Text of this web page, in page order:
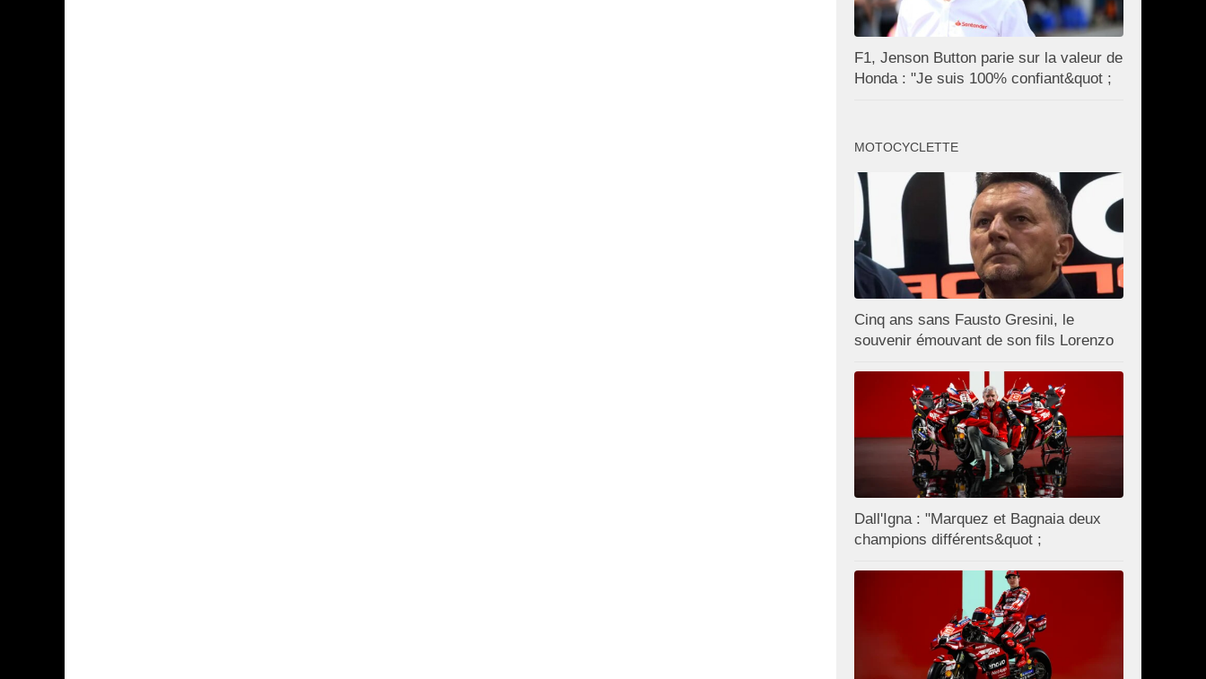
F1, Jenson Button parie sur la valeur de
Honda : "Je suis 100% confiant&quot ;
MOTOCYCLETTE
Cinq ans sans Fausto Gresini, le
souvenir émouvant de son fils Lorenzo
Dall'Igna : "Marquez et Bagnaia deux
champions différents&quot ;